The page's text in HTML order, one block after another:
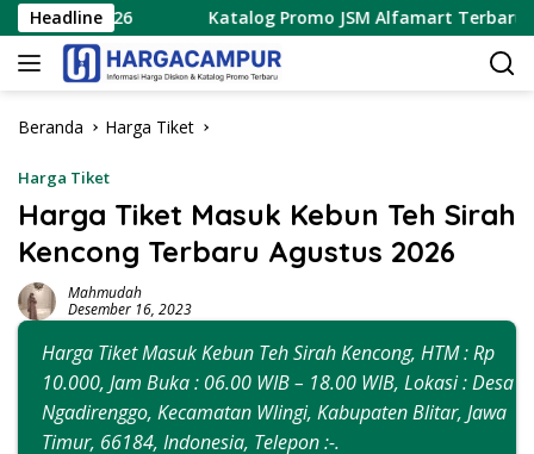
Langsung
ke
konten
Headline
2026 Katalog Promo JSM Alfamart Terbaru 7 – 9
Beranda Harga Tiket
Harga Tiket
Harga Tiket Masuk Kebun Teh Sirah
Kencong Terbaru Agustus 2026
Mahmudah
Desember 16, 2023
Harga Tiket Masuk Kebun Teh Sirah Kencong, HTM : Rp
10.000, Jam Buka : 06.00 WIB – 18.00 WIB, Lokasi : Desa
Ngadirenggo, Kecamatan Wlingi, Kabupaten Blitar, Jawa
Timur, 66184, Indonesia, Telepon :-.